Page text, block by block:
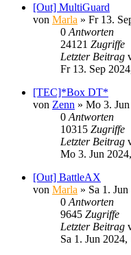
[Out] MultiGuard
von Marla » Fr 13.
0 Antworten
24121 Zugriffe
Letzter Beitrag
Fr 13. Sep
[TEC]*Box DT*
von Zenn » Mo 3.
0 Antworten
10315 Zugriffe
Letzter Beitrag
Mo 3. Jun
[Out] BattleAX
von Marla » Sa 1.
0 Antworten
9645 Zugriffe
Letzter Beitrag
Sa 1. Jun 2024,